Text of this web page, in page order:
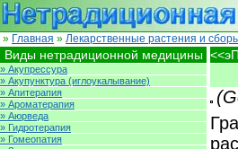
» Главная » Лекарственные растения и
Виды нетрадиционной медицины
» Акупрессура
» Акупунктура (иглоукалывание)
» Апитерапия
» Ароматерапия
» Аюрведа
» Гидротерапия
» Гомеопатия